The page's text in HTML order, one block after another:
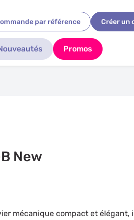
par référence Créer un
Promos
New
mécanique compact et élégant,